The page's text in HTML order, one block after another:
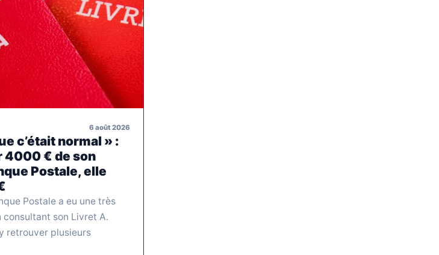
6 août 2026
c’était normal » :
4000 € de son
Postale, elle
Postale a eu une très
consultant son Livret A.
retrouver plusieurs